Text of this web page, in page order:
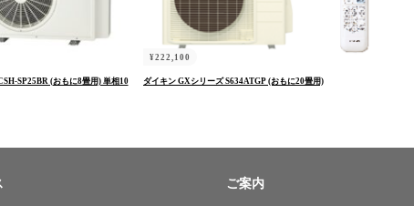
SP25BR (おもに8畳用) 単相10
¥222,100
ダイキン GXシリーズ S634ATGP (おもに20畳用)
ご案内